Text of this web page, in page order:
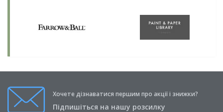
Хочете дізнаватися першим про акції і знижки?
Підпишіться на нашу розсилку